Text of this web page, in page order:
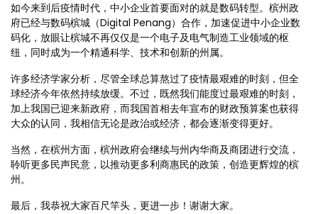
如今来到后疫情时代，中小企业首要面对的就是数码转型。槟州政
府已经与数码槟城（Digital Penang）合作，加速促进中小企业数
码化，放眼让槟城不再仅仅是一个电子及电气制造工业领域的枢
纽，同时成为一个精通科学、技术和创新的州属。
许多经济学家分析，尽管全球总算熬过了疫情最艰难的时刻，但全
球经济今年依然持续放缓。不过，既然我们能度过最艰难的时刻，
加上我国已迎来新政府，而我国首相去年宣布的财政预算案也获得
大众的认同，我相信无论是政治或经济，都会逐渐变得更好。
当然，在槟州方面，槟州政府会继续与州内华商及商团进行交流，
聆听更多民声民意，以推动更多利商惠民的政策，创造更辉煌的槟
州。
最后，我恭祝大家百尺竿头，更进一步！谢谢大家。